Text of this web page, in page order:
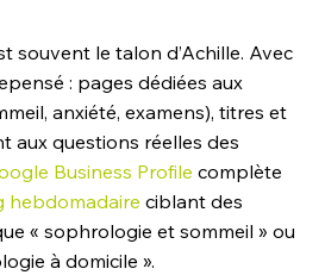
souvent le talon d’Achille. Avec
: pages dédiées aux
anxiété, examens), titres et
aux questions réelles des
Business Profile complète
hebdomadaire ciblant des
« sophrologie et sommeil » ou
à domicile ».